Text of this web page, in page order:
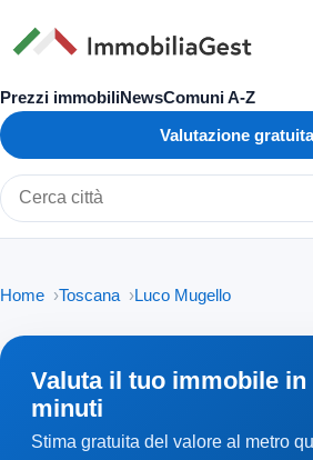
Prezzi immobiliNewsComuni A-Z
Valutazione gratuita
Cerca città o zona
Home Toscana Luco Mugello
Valuta il tuo immobile in
minuti
Stima gratuita del valore al metro